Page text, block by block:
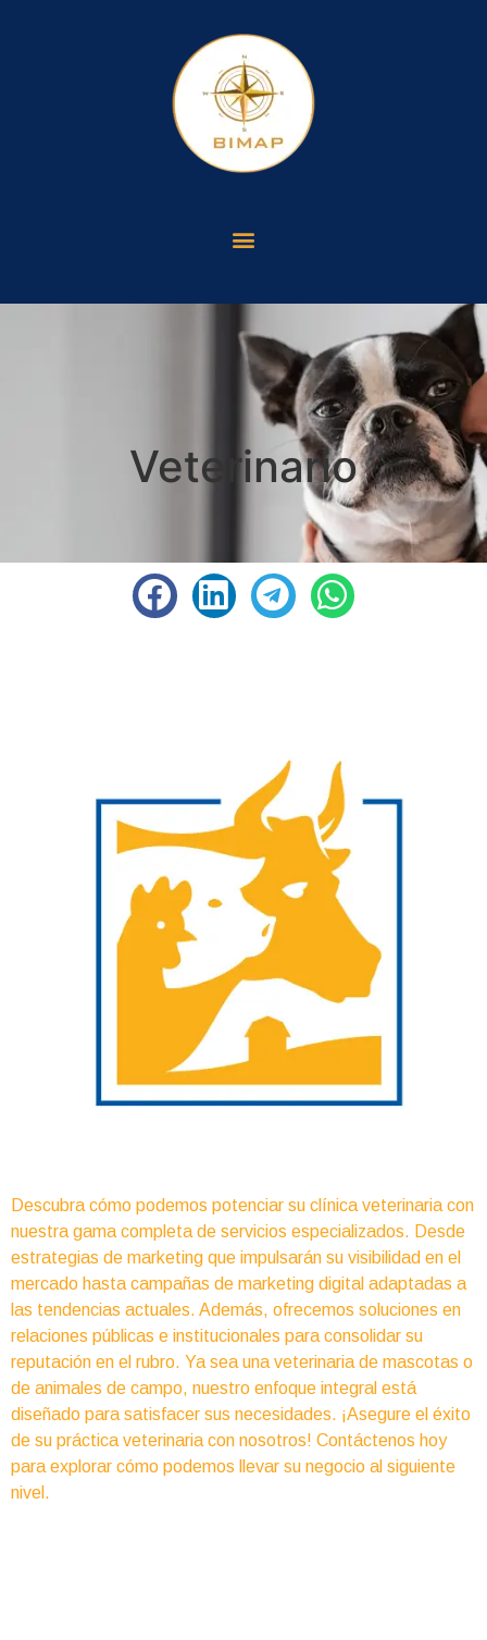
Veterinario
Descubra cómo podemos potenciar su clínica veterinaria con
nuestra gama completa de servicios especializados. Desde
estrategias de marketing que impulsarán su visibilidad en el
mercado hasta campañas de marketing digital adaptadas a
las tendencias actuales. Además, ofrecemos soluciones en
relaciones públicas e institucionales para consolidar su
reputación en el rubro. Ya sea una veterinaria de mascotas o
de animales de campo, nuestro enfoque integral está
diseñado para satisfacer sus necesidades. ¡Asegure el éxito
de su práctica veterinaria con nosotros! Contáctenos hoy
para explorar cómo podemos llevar su negocio al siguiente
nivel.